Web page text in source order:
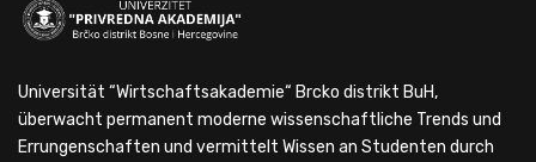
Universität “Wirtschaftsakademie“ Brcko distrikt BuH,
überwacht permanent moderne wissenschaftliche Trends und
Errungenschaften und vermittelt Wissen an Studenten durch